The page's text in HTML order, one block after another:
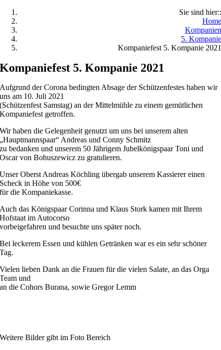
Sie sind hier::
Home
Kompanien
5. Kompanie
Kompaniefest 5. Kompanie 2021
Kompaniefest 5. Kompanie 2021
Aufgrund der Corona bedingten Absage der Schützenfestes haben wir
uns am 10. Juli 2021
(Schützenfest Samstag) an der Mittelmühle zu einem gemütlichen
Kompaniefest getroffen.
Wir haben die Gelegenheit genutzt um uns bei unserem alten
„Hauptmannspaar“ Andreas und Conny Schmitz
zu bedanken und unserem 50 Jährigem Jubelkönigspaar Toni und
Oscar von Bohuszewicz zu gratulieren.
Unser Oberst Andreas Köchling übergab unserem Kassierer einen
Scheck in Höhe von 500€
für die Kompaniekasse.
Auch das Königspaar Corinna und Klaus Stork kamen mit Ihrem
Hofstaat im Autocorso
vorbeigefahren und besuchte uns später noch.
Bei leckerem Essen und kühlen Getränken war es ein sehr schöner
Tag.
Vielen lieben Dank an die Frauen für die vielen Salate, an das Orga
Team und
an die Cohors Burana, sowie Gregor Lemm
Weitere Bilder gibt im Foto Bereich